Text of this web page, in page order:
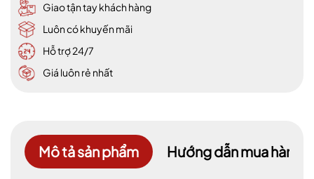
Giao tận tay khách hàng
Luôn có khuyến mãi
Hỗ trợ 24/7
Giá luôn rẻ nhất
Mô tả sản phẩm Hướng dẫn mua hàng